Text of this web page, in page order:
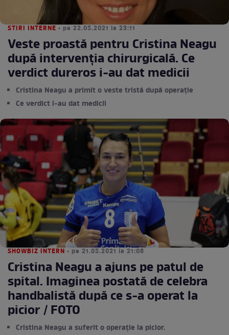
STIRI INTERNE • pe 22.05.2021 la 23:11
Veste proastă pentru Cristina Neagu
după intervenția chirurgicală. Ce
verdict dureros i-au dat medicii
Cristina Neagu a primit o veste tristă după operație
Ce verdict i-au dat medicii
SHOWBIZ INTERN • pe 21.05.2021 la 21:06
Cristina Neagu a ajuns pe patul de
spital. Imaginea postată de celebra
handbalistă după ce s-a operat la
picior / FOTO
Cristina Neagu a suferit o operație la picior.